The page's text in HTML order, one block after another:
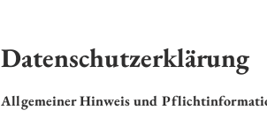
Datenschutzerklärung
Allgemeiner Hinweis und